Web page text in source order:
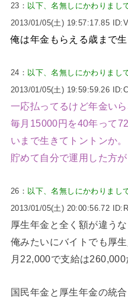
23： 以下、名無しにかわりまし
2013/01/05(土) 19:57:17.85
俺は年金もらえる歳まで
24： 以下、名無しにかわりまし
2013/01/05(土) 19:59:59.26
一応払ってるけど年金い
毎月15000円を40年って
いまで生きてトントンか。
貯めて自分で運用した方が
26： 以下、名無しにかわりまし
2013/01/05(土) 20:00:56.72
厚生年金と全く額が違うな
俺みたいにバイトでも厚
月22,000で支給は260,000
国民年金と厚生年金の統